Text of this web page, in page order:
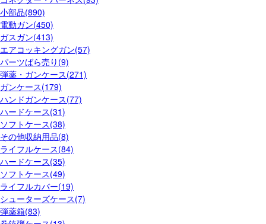
小部品(890)
電動ガン(450)
ガスガン(413)
エアコッキングガン(57)
パーツばら売り(9)
弾薬・ガンケース(271)
ガンケース(179)
ハンドガンケース(77)
ハードケース(31)
ソフトケース(38)
その他収納用品(8)
ライフルケース(84)
ハードケース(35)
ソフトケース(49)
ライフルカバー(19)
シューターズケース(7)
弾薬箱(83)